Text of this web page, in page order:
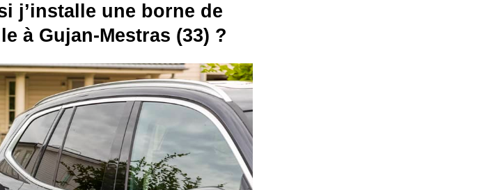
j’installe une borne de
à Gujan-Mestras (33) ?